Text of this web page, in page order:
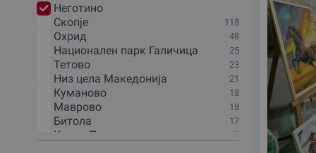
30 минути
4 часа 1
40 минути 1
45 минути 1
5 минути 1
5 часа 1
50 минути 1
6 часа 1
70 минути 1
80 минути 1
Неготино
Скопjе
118
Охрид 48
Национален парк Галичица 25
Тетово 23
Низ цела Македониjа 21
Куманово 18
Маврово 18
Битола 17
Крива Паланка